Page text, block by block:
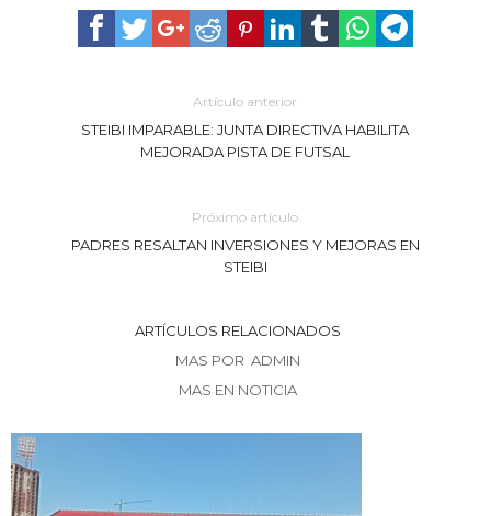
Artículo anterior
STEIBI IMPARABLE: JUNTA DIRECTIVA HABILITA
MEJORADA PISTA DE FUTSAL
Próximo artículo
PADRES RESALTAN INVERSIONES Y MEJORAS EN
STEIBI
ARTÍCULOS RELACIONADOS
MAS POR ADMIN
MAS EN NOTICIA